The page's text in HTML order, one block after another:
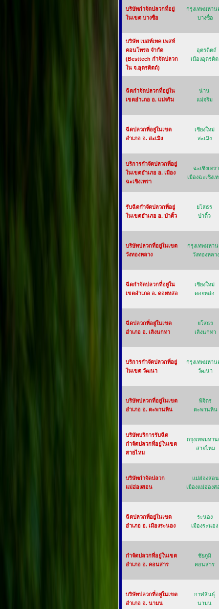
บริษัทกำจัดปลวกที่อยู่
ในเขต บางซื่อ
กรุงเทพมหาน
บางซื่อ
บริษัท เบสท์เทค เพสท์
คอนโทรล จำกัด
(Besttech กำจัดปลวก
ใน จ.อุตรดิตถ์)
อุตรดิตถ์
เมืองอุตรดิ
ฉีดกำจัดปลวกที่อยู่ใน
เขตอำเภอ อ. แม่จริม
น่าน
แม่จริม
ฉีดปลวกที่อยู่ในเขต
อำเภอ อ. สะเมิง
เชียงใหม่
สะเมิง
บริการกำจัดปลวกที่อยู่
ในเขตอำเภอ อ. เมือง
ฉะเชิงเทรา
ฉะเชิงเทรา
เมืองฉะเชิงเ
รับฉีดกำจัดปลวกที่อยู่
ในเขตอำเภอ อ. ป่าติ้ว
ยโสธร
ป่าติ้ว
บริษัทปลวกที่อยู่ในเขต
วังทองหลาง
กรุงเทพมหา
วังทองหลาง
ฉีดกำจัดปลวกที่อยู่ใน
เขตอำเภอ อ. ดอยหล่อ
เชียงใหม่
ดอยหล่อ
ฉีดปลวกที่อยู่ในเขต
อำเภอ อ. เลิงนกทา
ยโสธร
เลิงนกทา
บริการกำจัดปลวกที่อยู่
ในเขต วัฒนา
กรุงเทพมหาน
วัฒนา
บริษัทปลวกที่อยู่ในเขต
อำเภอ อ. ตะพานหิน
พิจิตร
ตะพานหิน
บริษัทบริการรับฉีด
กำจัดปลวกที่อยู่ในเขต
สายไหม
กรุงเทพมหาน
สายไหม
บริษัทกำจัดปลวก
แม่ฮ่องสอน
แม่ฮ่องสอน
เมืองแม่ฮ่องส
ฉีดปลวกที่อยู่ในเขต
อำเภอ อ. เมืองระนอง
ระนอง
เมืองระนอง
กำจัดปลวกที่อยู่ในเขต
อำเภอ อ. คอนสาร
ชัยภูมิ
คอนสาร
บริษัทปลวกที่อยู่ในเขต
อำเภอ อ. นามน
กาฬสินธุ์
นามน